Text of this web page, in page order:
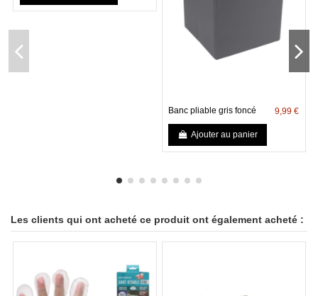
Banc pliable gris foncé 9,99 €
Ajouter au panier
Les clients qui ont acheté ce produit ont également acheté :